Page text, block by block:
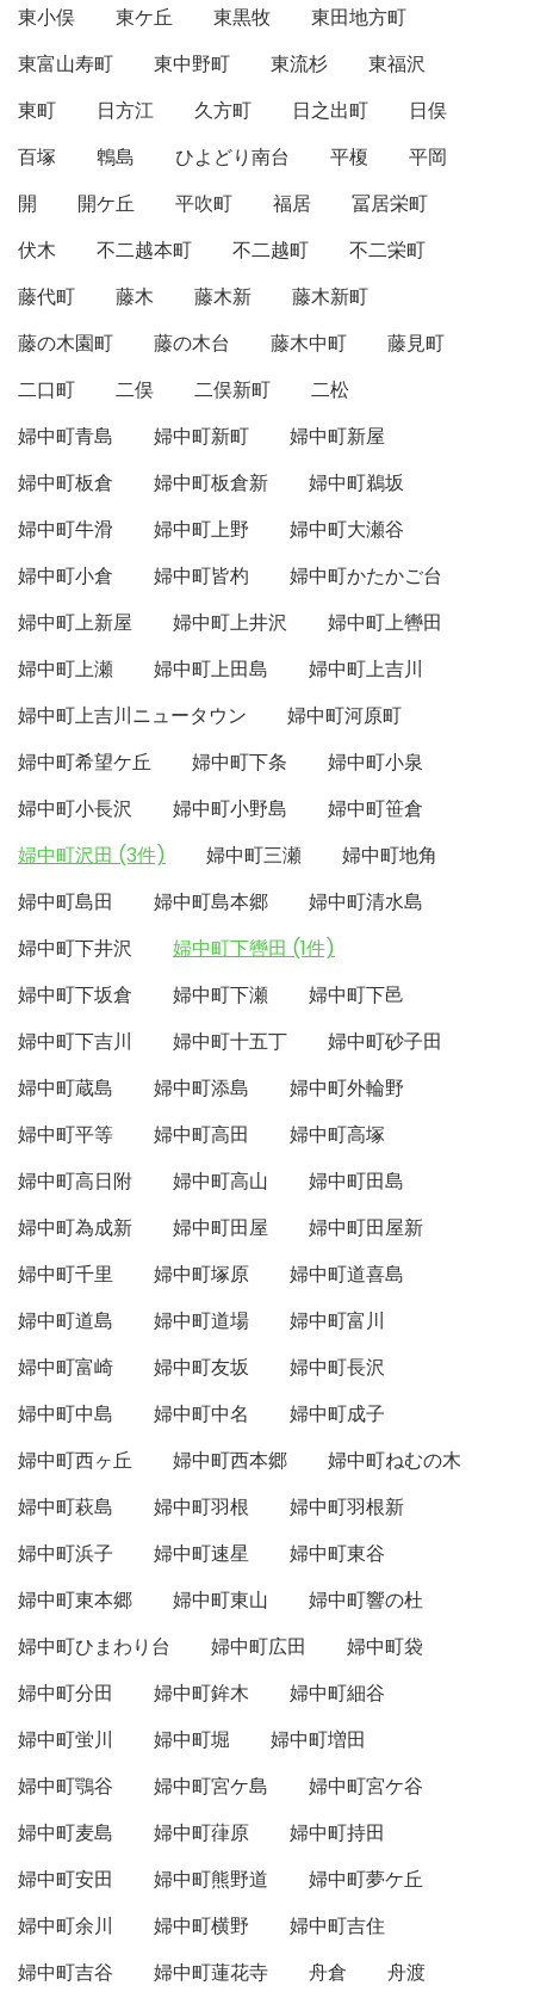
東小俣 東ケ丘 東黒牧
東田地方町
東富山寿町
東中野町 東流杉
東福沢
東町
日方江 久方町 日之出町
日俣
百塚
鵯島 ひよどり南台 平榎
平岡
開
開ケ丘 平吹町 福居
冨居栄町
伏木
不二越本町 不二越町
不二栄町
藤代町
藤木 藤木新
藤木新町
藤の木園町
藤の木台 藤木中町
藤見町
二口町
二俣 二俣新町
二松
婦中町青島
婦中町新町
婦中町新屋
婦中町板倉
婦中町板倉新
婦中町鵜坂
婦中町牛滑
婦中町上野
婦中町大瀬谷
婦中町小倉
婦中町皆杓
婦中町かたかご台
婦中町上新屋
婦中町上井沢
婦中町上轡田
婦中町上瀬
婦中町上田島
婦中町上吉川
婦中町上吉川ニュータウン
婦中町河原町
婦中町希望ケ丘
婦中町下条
婦中町小泉
婦中町小長沢
婦中町小野島
婦中町笹倉
婦中町沢田 (3件)
婦中町三瀬
婦中町地角
婦中町島田
婦中町島本郷
婦中町清水島
婦中町下井沢
婦中町下轡田 (1件)
婦中町下坂倉
婦中町下瀬
婦中町下邑
婦中町下吉川
婦中町十五丁
婦中町砂子田
婦中町蔵島
婦中町添島
婦中町外輪野
婦中町平等
婦中町高田
婦中町高塚
婦中町高日附
婦中町高山
婦中町田島
婦中町為成新
婦中町田屋
婦中町田屋新
婦中町千里
婦中町塚原
婦中町道喜島
婦中町道島
婦中町道場
婦中町富川
婦中町富崎
婦中町友坂
婦中町長沢
婦中町中島
婦中町中名
婦中町成子
婦中町西ヶ丘
婦中町西本郷
婦中町ねむの木
婦中町萩島
婦中町羽根
婦中町羽根新
婦中町浜子
婦中町速星
婦中町東谷
婦中町東本郷
婦中町東山
婦中町響の杜
婦中町ひまわり台
婦中町広田
婦中町袋
婦中町分田
婦中町鉾木
婦中町細谷
婦中町蛍川
婦中町堀
婦中町増田
婦中町鶚谷
婦中町宮ケ島
婦中町宮ケ谷
婦中町麦島
婦中町葎原
婦中町持田
婦中町安田
婦中町熊野道
婦中町夢ケ丘
婦中町余川
婦中町横野
婦中町吉住
婦中町吉谷
婦中町蓮花寺 舟倉
舟渡